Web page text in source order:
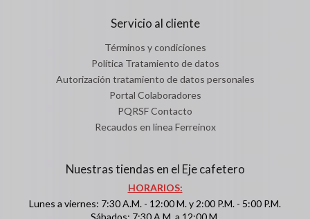
Servicio al cliente
Términos y condiciones
Política Tratamiento de datos
Autorización tratamiento de datos personales
Portal Colaboradores
PQRSF Contacto
Recaudos en línea Ferreinox
Nuestras tiendas en el Eje cafetero
HORARIOS:
Lunes a viernes: 7:30 A.M. - 12:00 M. y 2:00 P.M. - 5:00 P.M.